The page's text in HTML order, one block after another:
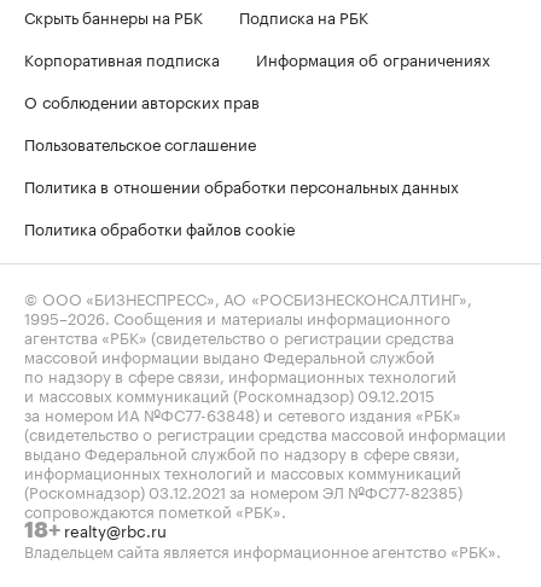
Скрыть баннеры на РБК
Подписка на РБК
Корпоративная подписка
Информация об ограничениях
О соблюдении авторских прав
Пользовательское соглашение
Политика в отношении обработки персональных данных
Политика обработки файлов cookie
© ООО «БИЗНЕСПРЕСС», АО «РОСБИЗНЕСКОНСАЛТИНГ»,
1995–2026. Сообщения и материалы информационного
агентства «РБК» (свидетельство о регистрации средства
массовой информации выдано Федеральной службой
по надзору в сфере связи, информационных технологий
и массовых коммуникаций (Роскомнадзор) 09.12.2015
за номером ИА №ФС77-63848) и сетевого издания «РБК»
(свидетельство о регистрации средства массовой информации
выдано Федеральной службой по надзору в сфере связи,
информационных технологий и массовых коммуникаций
(Роскомнадзор) 03.12.2021 за номером ЭЛ №ФС77-82385)
сопровождаются пометкой «РБК».
18+ realty@rbc.ru
Владельцем сайта является информационное агентство «РБК».